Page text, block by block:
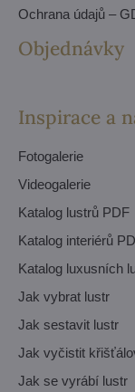
Ochrana údajů –
Objednávky
Inspirace a
Fotogalerie
Videogalerie
Katalog lustrů PDF
Katalog interiérů
Katalog luxusních
Jak vybrat lustr
Jak sestavit lustr
Jak vyčistit
Jak se vyrábí lustr